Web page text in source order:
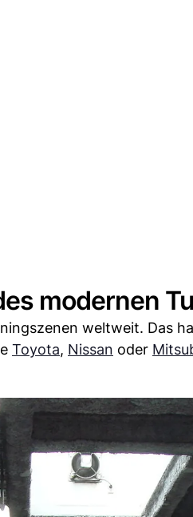
modernen
weltweit. Das
Toyota, Nissan oder